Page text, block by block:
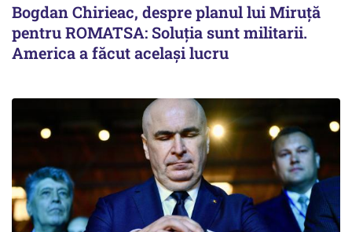
Bogdan Chirieac, despre planul lui Miruță
pentru ROMATSA: Soluția sunt militarii.
America a făcut același lucru